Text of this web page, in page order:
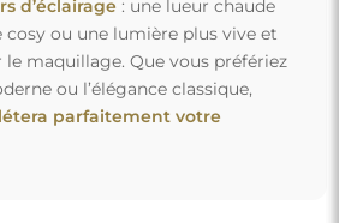
d’éclairage: une lueur chaude
cosy ou une lumière plus vive et
le maquillage. Que vous préfériez
ou l’élégance classique,
parfaitement votre